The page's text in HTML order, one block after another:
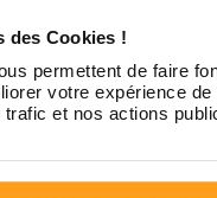
des Cookies !
permettent de faire
votre expérience de
et nos actions
Disponible de
Disponible de
Disponible de
souhaitez connaître
disponibilités de